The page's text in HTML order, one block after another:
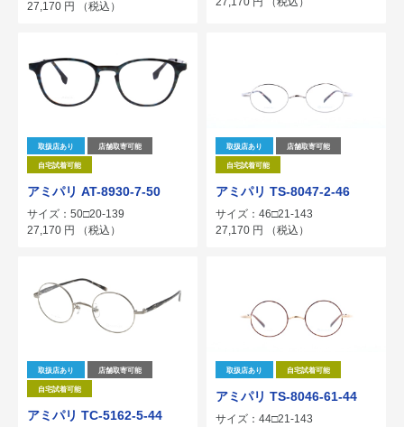
27,170 円 （税込）
取扱店あり 店舗取寄可能
自宅試着可能
アミパリ AT-8930-7-50
サイズ：50□20-139
27,170 円 （税込）
取扱店あり 店舗取寄可能
自宅試着可能
アミパリ TS-8047-2-46
サイズ：46□21-143
27,170 円 （税込）
取扱店あり 店舗取寄可能
自宅試着可能
アミパリ TC-5162-5-44
取扱店あり 自宅試着可能
アミパリ TS-8046-61-44
サイズ：44□21-143